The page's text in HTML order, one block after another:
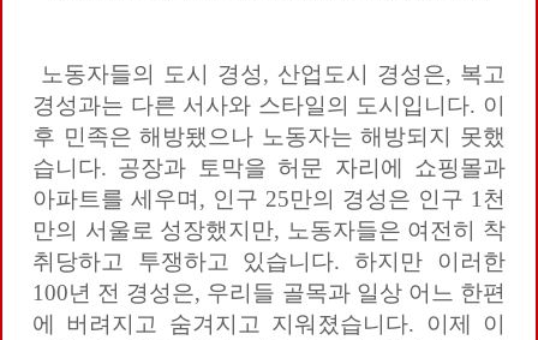
노동자들의 도시 경성, 산업도시 경성은, 복고
경성과는 다른 서사와 스타일의 도시입니다. 이
후 민족은 해방됐으나 노동자는 해방되지 못했
습니다. 공장과 토막을 허문 자리에 쇼핑몰과
아파트를 세우며, 인구 25만의 경성은 인구 1천
만의 서울로 성장했지만, 노동자들은 여전히 착
취당하고 투쟁하고 있습니다. 하지만 이러한
100년 전 경성은, 우리들 골목과 일상 어느 한편
에 버려지고 숨겨지고 지워졌습니다. 이제 이